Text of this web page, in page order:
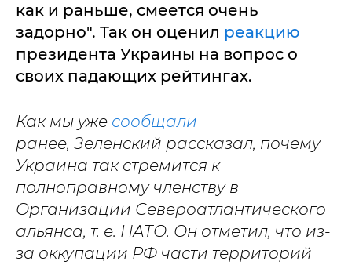
как и раньше, смеется очень
задорно". Так он оценил реакцию
президента Украины на вопрос о
своих падающих рейтингах.
Как мы уже сообщали
ранее, Зеленский рассказал, почему
Украина так стремится к
полноправному членству в
Организации Североатлантического
альянса, т. е. НАТО. Он отметил, что из-
за оккупации РФ части территорий